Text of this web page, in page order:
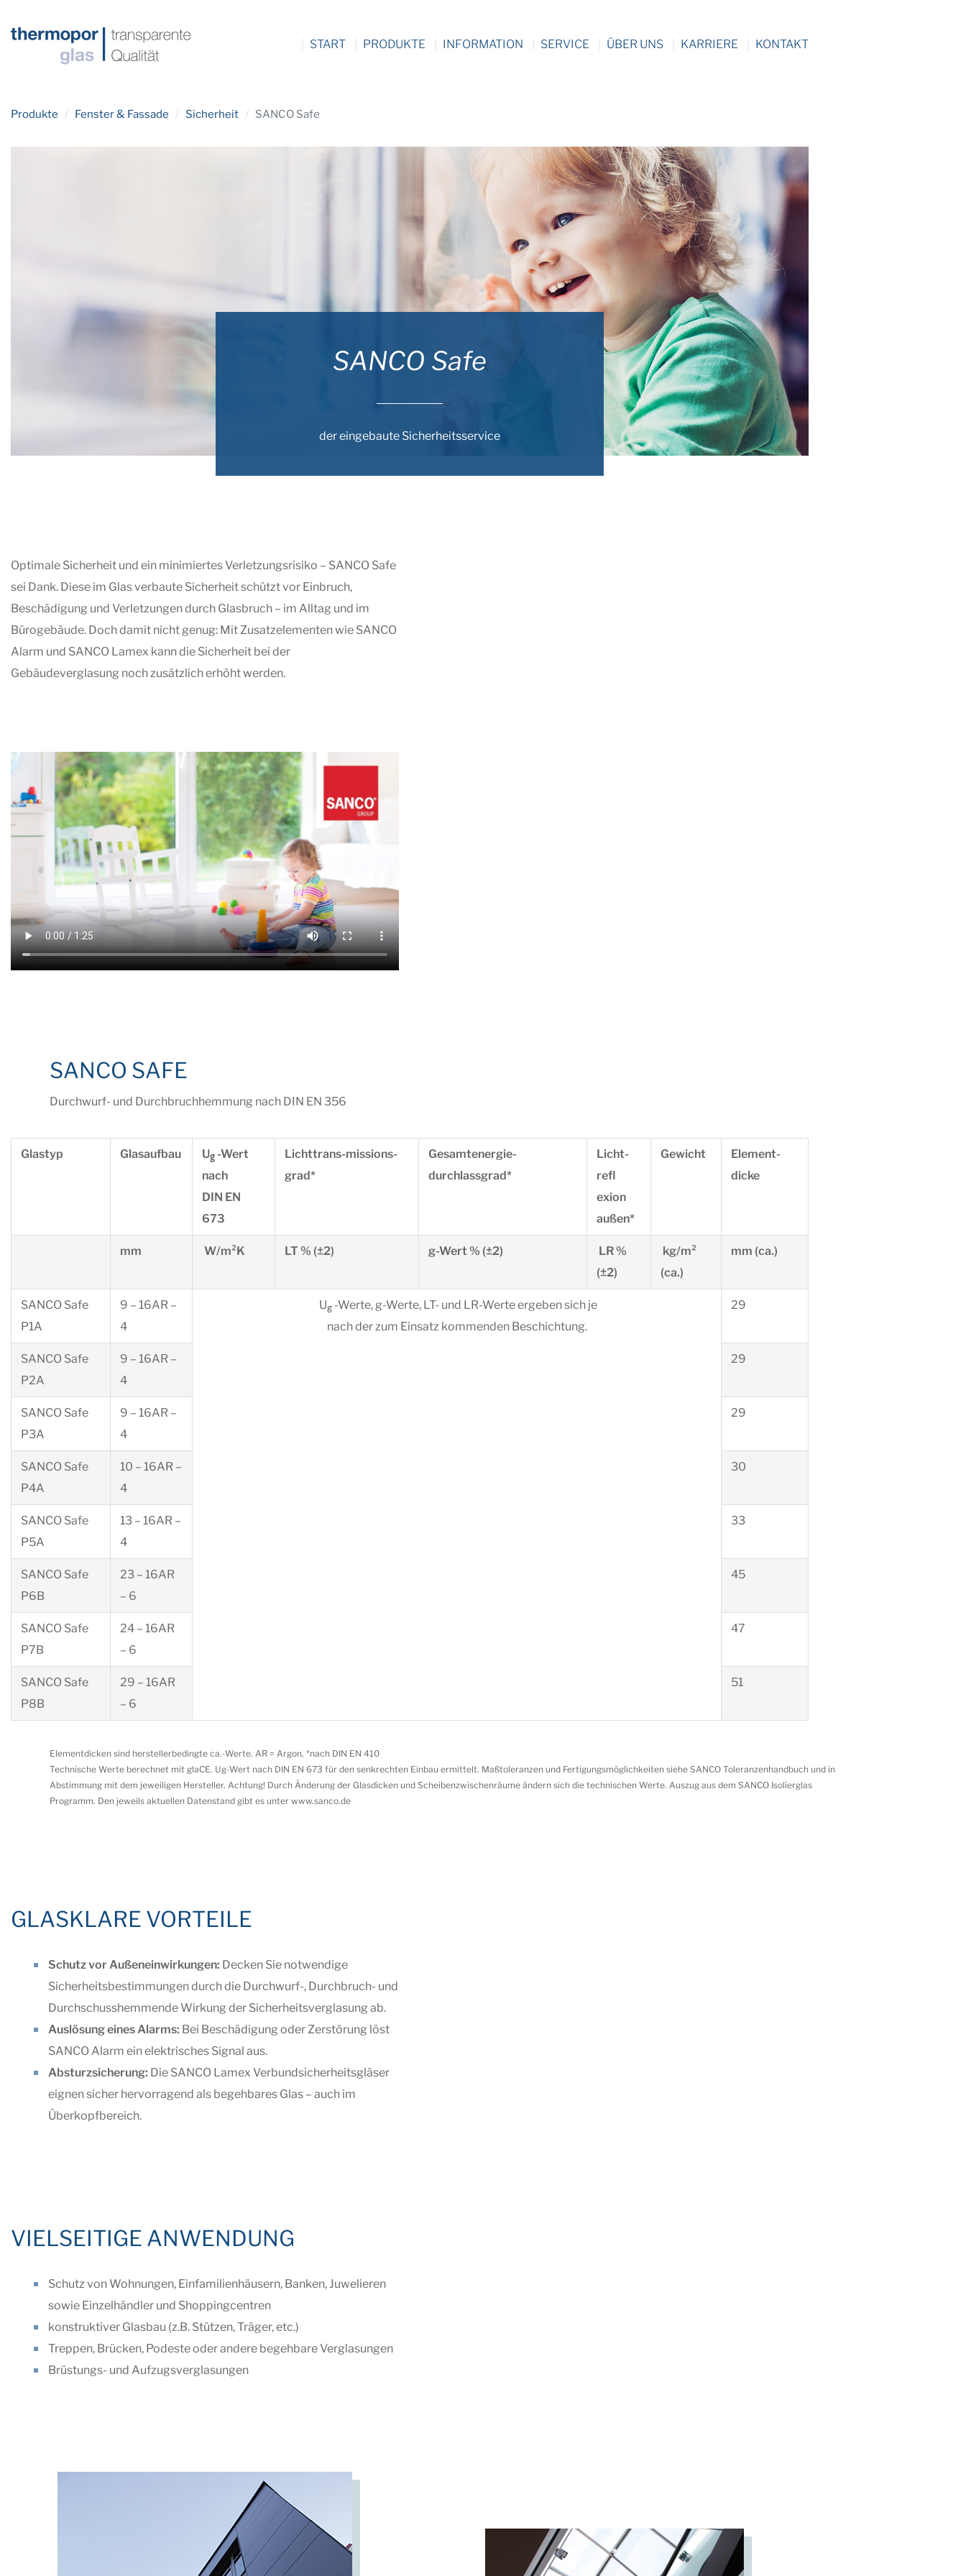
START PRODUKTE INFORMATION SERVICE ÜBER UNS KARRIERE KONTAKT
Produkte / Fenster & Fassade / Sicherheit / SANCO Safe
SANCO Safe
der eingebaute Sicherheitsservice
Optimale Sicherheit und ein minimiertes Verletzungsrisiko – SANCO Safe
sei Dank. Diese im Glas verbaute Sicherheit schützt vor Einbruch,
Beschädigung und Verletzungen durch Glasbruch – im Alltag und im
Bürogebäude. Doch damit nicht genug: Mit Zusatzelementen wie SANCO
Alarm und SANCO Lamex kann die Sicherheit bei der
Gebäudeverglasung noch zusätzlich erhöht werden.
SANCO SAFE
Durchwurf- und Durchbruchhemmung nach DIN EN 356
Glastyp Glasaufbau Ug -Wert
nach
DIN EN
673
Lichttrans-missions-
grad*
Gesamtenergie-
durchlassgrad*
Licht-
refl
exion
außen*
Gewicht
Element-
dicke
mm W/m²K LT % (±2) g-Wert % (±2)
LR %
(±2)
kg/m²
(ca.)
mm (ca.)
SANCO Safe
P1A
9 – 16AR –
4
Ug-Werte, g-Werte, LT- und LR-Werte ergeben sich je
nach der zum Einsatz kommenden Beschichtung.
29
SANCO Safe
P2A
9 – 16AR –
4
29
SANCO Safe
P3A
9 – 16AR –
4
29
SANCO Safe
P4A
10 – 16AR –
4
30
SANCO Safe
P5A
13 – 16AR –
4
33
SANCO Safe
P6B
23 – 16AR
– 6
45
SANCO Safe
P7B
24 – 16AR
– 6
47
SANCO Safe
P8B
29 – 16AR
– 6
51
Elementdicken sind herstellerbedingte ca.-Werte. AR = Argon, *nach DIN EN 410
Technische Werte berechnet mit glaCE. Ug-Wert nach DIN EN 673 für den senkrechten Einbau ermittelt. Maßtoleranzen und Fertigungsmöglichkeiten siehe SANCO Toleranzenhandbuch und in
Abstimmung mit dem jeweiligen Hersteller. Achtung! Durch Änderung der Glasdicken und Scheibenzwischenräume ändern sich die technischen Werte. Auszug aus dem SANCO Isolierglas
Programm. Den jeweils aktuellen Datenstand gibt es unter www.sanco.de
GLASKLARE VORTEILE
Schutz vor Außeneinwirkungen: Decken Sie notwendige
Sicherheitsbestimmungen durch die Durchwurf-, Durchbruch- und
Durchschusshemmende Wirkung der Sicherheitsverglasung ab.
Auslösung eines Alarms: Bei Beschädigung oder Zerstörung löst
SANCO Alarm ein elektrisches Signal aus.
Absturzsicherung: Die SANCO Lamex Verbundsicherheitsgläser
eignen sicher hervorragend als begehbares Glas – auch im
Überkopfbereich.
VIELSEITIGE ANWENDUNG
Schutz von Wohnungen, Einfamilienhäusern, Banken, Juwelieren
sowie Einzelhändler und Shoppingcentren
konstruktiver Glasbau (z.B. Stützen, Träger, etc.)
Treppen, Brücken, Podeste oder andere begehbare Verglasungen
Brüstungs- und Aufzugsverglasungen